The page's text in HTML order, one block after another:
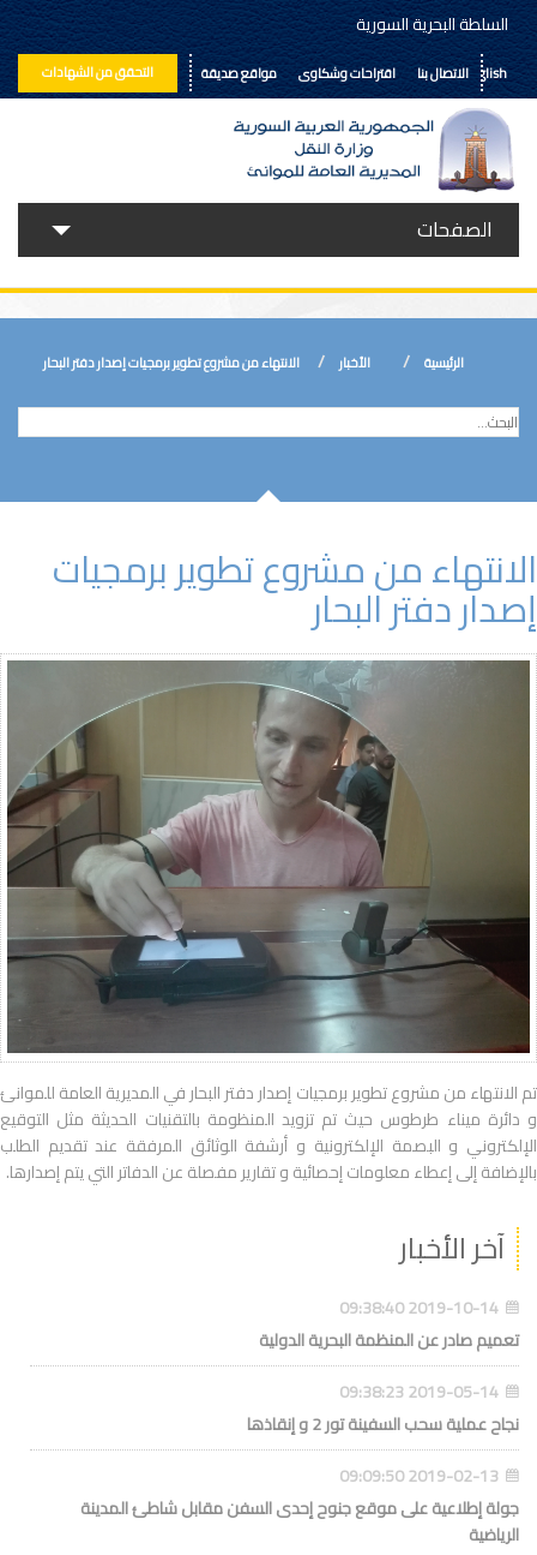
السلطة البحرية السورية
التحقق من الشهادات الاتصال بنا اقتراحات وشكاوى مواقع صديقة English
الصفحات
حولنا
إعلانات ومناقصات
المكتبة الالكترونية
الرئيسية الأخبار الانتهاء من مشروع تطوير برمجيات إصدار دفتر البحار
الانتهاء من مشروع تطوير برمجيات
إصدار دفتر البحار
تم الانتهاء من مشروع تطوير برمجيات إصدار دفتر البحار في المديرية العامة للموانئ
و دائرة ميناء طرطوس حيث تم تزويد المنظومة بالتقنيات الحديثة مثل التوقيع
الإلكتروني و البصمة الإلكترونية و أرشفة الوثائق المرفقة عند تقديم الطلب
بالإضافة إلى إعطاء معلومات إحصائية و تقارير مفصلة عن الدفاتر التي يتم إصدارها.
آخر الأخبار
2019-10-14 09:38:40
تعميم صادر عن المنظمة البحرية الدولية
2019-05-14 09:38:23
نجاح عملية سحب السفينة تور 2 و إنقاذها
2019-02-13 09:09:50
جولة إطلاعية على موقع جنوح إحدى السفن مقابل شاطئ المدينة
الرياضية